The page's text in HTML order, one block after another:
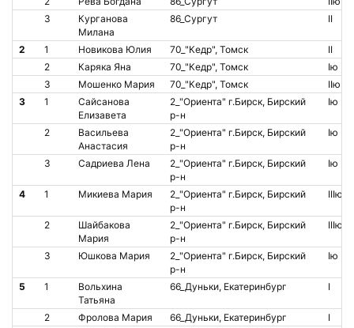
3
Курганова
Милана
86_Сургут II
2 1 Новикова Юлия 70_"Кедр", Томск
II
2
Каряка Яна 70_"Кедр", Томск
Iю
3
Мошенко Мария 70_"Кедр", Томск
IIю
3
1
Сайсанова
Елизавета
2_"Ориента" г.Бирск, Бирский
р-н
Iю
2
Васильева
Анастасия
2_"Ориента" г.Бирск, Бирский
р-н
Iю
3 Садриева Лена
2_"Ориента" г.Бирск, Бирский
р-н
Iю
4 1 Микиева Мария
2_"Ориента" г.Бирск, Бирский
р-н
IIIю
2
Шайбакова
Мария
2_"Ориента" г.Бирск, Бирский
р-н
IIIю
3 Юшкова Мария
2_"Ориента" г.Бирск, Бирский
р-н
Iю
5 1
Вольхина
Татьяна
66_Дуньки, Екатеринбург I
2 Фролова Мария 66_Дуньки, Екатеринбург
I